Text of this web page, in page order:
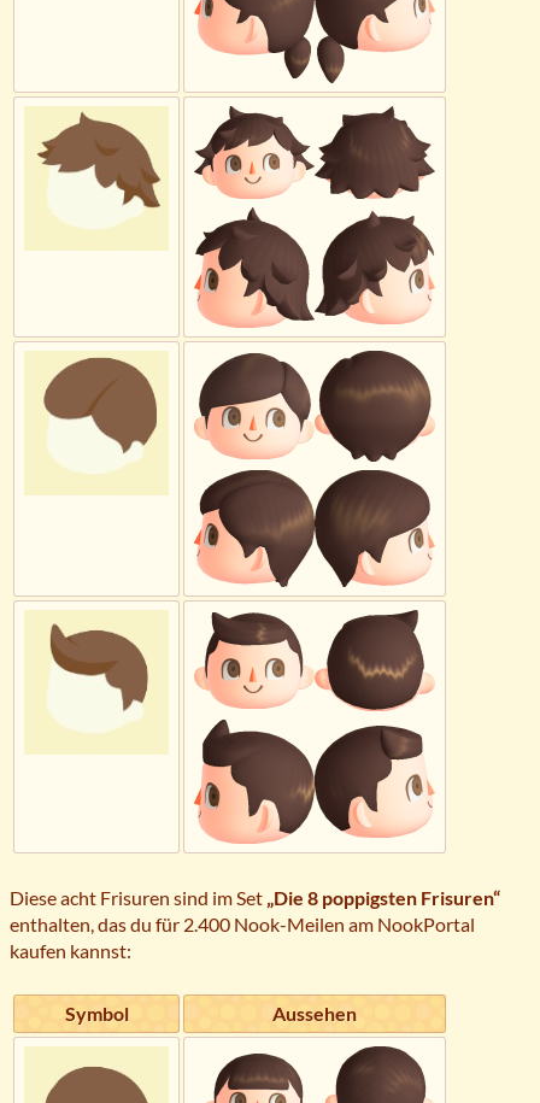
Diese acht Frisuren sind im Set „Die 8 poppigsten Frisuren“
enthalten, das du für 2.400 Nook-Meilen am NookPortal
kaufen kannst:
Symbol Aussehen